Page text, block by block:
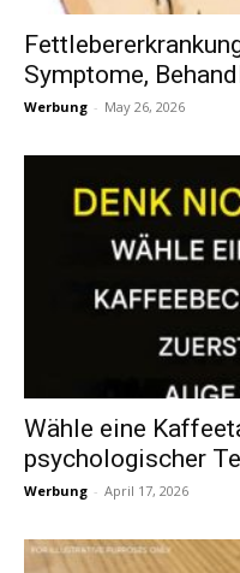
Symptome,
Werbung - May 26, 2026
Wähle eine
psychologischer
Werbung - April 17, 2026